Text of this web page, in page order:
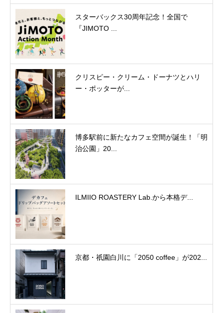
スターバックス30周年記念！全国で
『JIMOTO ...
クリスピー・クリーム・ドーナツとハリ
ー・ポッターが...
博多駅前に新たなカフェ空間が誕生！「明
治公園」20...
ILMIIO ROASTERY Lab.から本格デ...
京都・祇園白川に「2050 coffee」が202...